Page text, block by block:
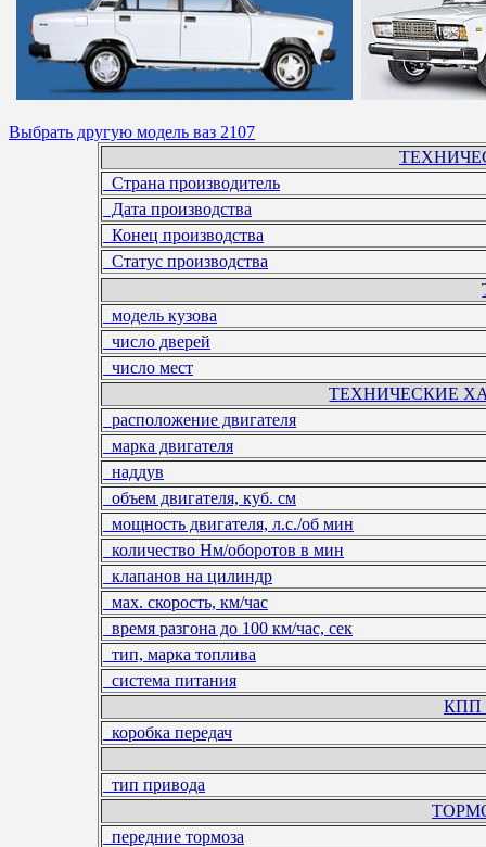
Выбрать другую модель ваз 2107
Страна производитель
Дата производства
Конец производства
Статус производства
модель кузова
число дверей
число мест
ТЕХНИЧЕСКИЕ
расположение двигателя
марка двигателя
наддув
объем двигателя, куб. см
мощность двигателя, л.с./об мин
количество Нм/оборотов в мин
клапанов на цилиндр
мах. скорость, км/час
время разгона до 100 км/час, сек
тип, марка топлива
система питания
КПП
коробка передач
тип привода
передние тормоза